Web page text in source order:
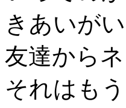
きあいが
友達から
それはも